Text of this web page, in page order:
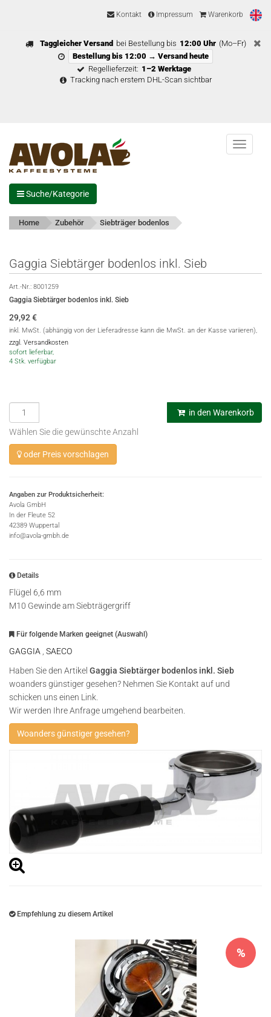
Kontakt Impressum Warenkorb
Taggleicher Versand bei Bestellung bis 12:00 Uhr (Mo–Fr)
Bestellung bis 12:00 → Versand heute
Regellieferzeit: 1–2 Werktage
Tracking nach erstem DHL-Scan sichtbar
Menu
Suche/Kategorie
Home Zubehör Siebträger bodenlos
Gaggia Siebtärger bodenlos inkl. Sieb
Art.-Nr.: 8001259
Gaggia Siebtärger bodenlos inkl. Sieb
29,92€
inkl. MwSt. (abhängig von der Lieferadresse kann die MwSt. an der Kasse variieren),
zzgl. Versandkosten
sofort lieferbar,
4 Stk. verfügbar
in den Warenkorb
Wählen Sie die gewünschte Anzahl
oder Preis vorschlagen
Angaben zur Produktsicherheit:
Avola GmbH
In der Fleute 52
42389 Wuppertal
info@avola-gmbh.de
Details
Flügel 6,6 mm
M10 Gewinde am Siebträgergriff
Für folgende Marken geeignet (Auswahl)
GAGGIA
SAECO
Haben Sie den Artikel Gaggia Siebtärger bodenlos inkl. Sieb
woanders günstiger gesehen? Nehmen Sie Kontakt auf und
schicken uns einen Link.
Wir werden Ihre Anfrage umgehend bearbeiten.
Woanders günstiger gesehen?
Empfehlung zu diesem Artikel
%